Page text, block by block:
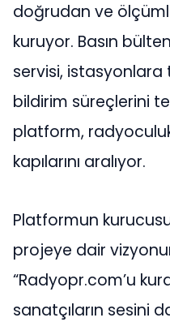
doğrudan ve
kuruyor. Basın
servisi, istasyonlara
bildirim süreçlerini
platform,
kapılarını aralıyor.
Platformun
projeye dair
“Radyopr.com’u
sanatçıların sesini